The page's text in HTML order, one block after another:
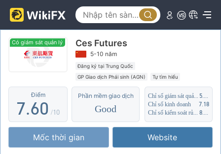
Có giám sát quản lý Có giám sát quản lý
Ces Futures
5-10 năm
Đăng ký tại Trung Quốc
GP Giao dịch Phái sinh (AGN)
Tự tìm hiểu
Điểm
2
3
4
6
7
8
9
.
1
2
3
5
6
7
8
0
1
2
/10
Phần mềm giao dịch
Good
Chỉ số kinh doanh
7.18
Mốc thời gian Website